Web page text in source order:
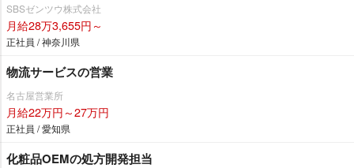
SBSゼンツウ株式会社
月給28万3,655円～
正社員 / 神奈川県
物流サービスの営業
名古屋営業所
月給22万円～27万円
正社員 / 愛知県
化粧品OEMの処方開発担当